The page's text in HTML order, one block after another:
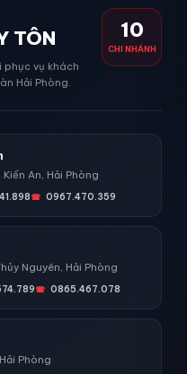
TÔN
phục vụ khách
Hải Phòng.
10
CHI NHÁNH
An, Hải Phòng
0967.470.359
Nguyên, Hải Phòng
0865.467.078
Phòng